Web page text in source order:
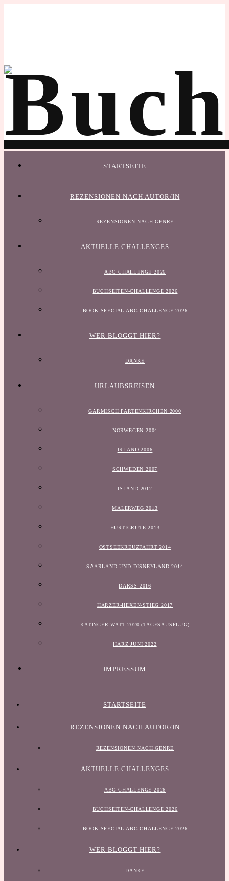
STARTSEITE
REZENSIONEN NACH AUTOR/IN
REZENSIONEN NACH GENRE
AKTUELLE CHALLENGES
ABC CHALLENGE 2026
BUCHSEITEN-CHALLENGE 2026
BOOK SPECIAL ABC CHALLENGE 2026
WER BLOGGT HIER?
DANKE
URLAUBSREISEN
GARMISCH PARTENKIRCHEN 2000
NORWEGEN 2004
IRLAND 2006
SCHWEDEN 2007
ISLAND 2012
MALERWEG 2013
HURTIGRUTE 2013
OSTSEEKREUZFAHRT 2014
SAARLAND UND DISNEYLAND 2014
DARSS 2016
HARZER-HEXEN-STIEG 2017
KATINGER WATT 2020 (TAGESAUSFLUG)
HARZ JUNI 2022
IMPRESSUM
STARTSEITE
REZENSIONEN NACH AUTOR/IN
REZENSIONEN NACH GENRE
AKTUELLE CHALLENGES
ABC CHALLENGE 2026
BUCHSEITEN-CHALLENGE 2026
BOOK SPECIAL ABC CHALLENGE 2026
WER BLOGGT HIER?
DANKE